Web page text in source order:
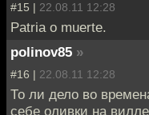
#15 | 22.08.11 12:28
Patria o muerte.
polinov85 »
#16 | 22.08.11 12:28
То ли дело во
себе оливки на